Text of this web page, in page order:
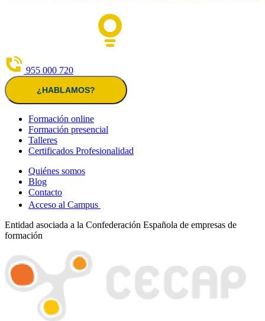
955 000 720
¿HABLAMOS?
Formación online
Formación presencial
Talleres
Certificados Profesionalidad
Quiénes somos
Blog
Contacto
Acceso al Campus
Entidad asociada a la Confederación Española de empresas de
formación